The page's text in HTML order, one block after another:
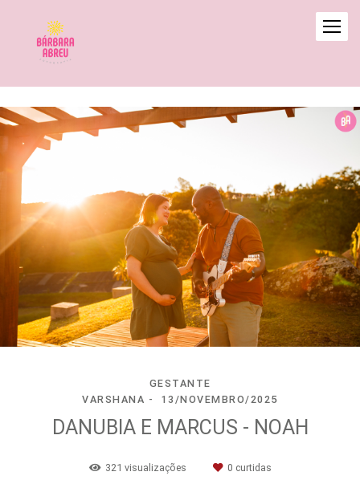
GESTANTE
VARSHANA
13/NOVEMBRO/2025
DANUBIA E MARCUS - NOAH
321 visualizações 0 curtidas